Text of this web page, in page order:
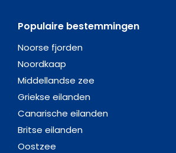
Populaire bestemmingen
Noorse fjorden
Noordkaap
Middellandse zee
Griekse eilanden
Canarische eilanden
Britse eilanden
Oostzee